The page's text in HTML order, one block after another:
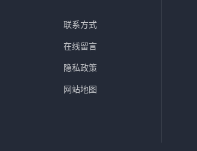
联系方式
在线留言
隐私政策
网站地图